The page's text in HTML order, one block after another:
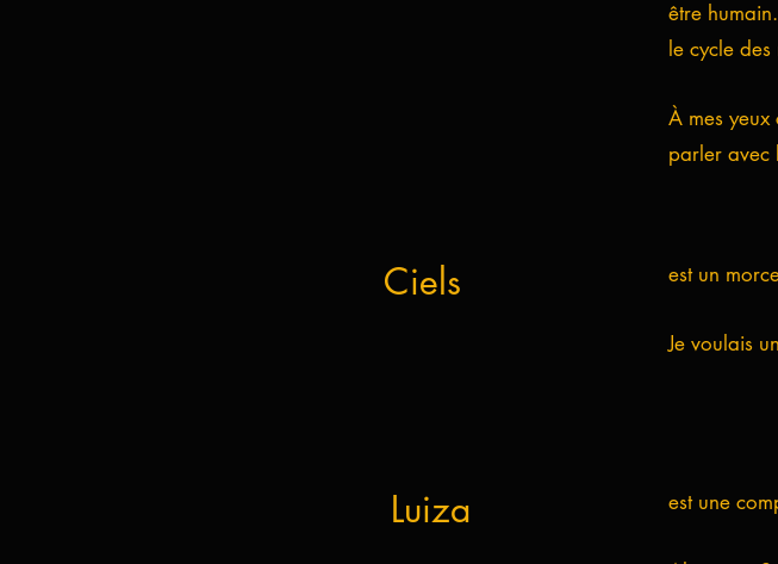
être
le cycle
À mes
parler avec
Ciels est un
Je voulais
Luiza est une